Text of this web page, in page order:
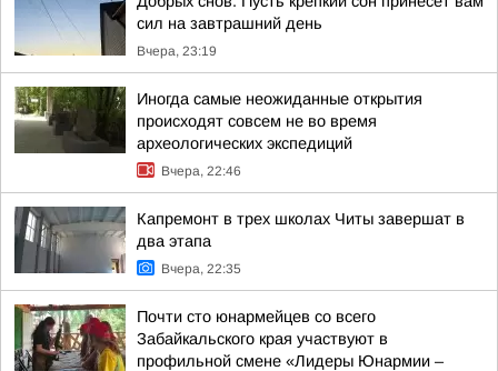
сил на завтрашний день
Вчера, 23:19
Иногда самые неожиданные открытия
происходят совсем не во время
археологических экспедиций
Вчера, 22:46
Капремонт в трех школах Читы завершат в
два этапа
Вчера, 22:35
Почти сто юнармейцев со всего
Забайкальского края участвуют в
профильной смене «Лидеры Юнармии –